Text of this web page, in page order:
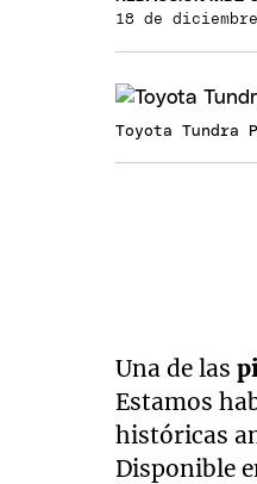
18 de
Toyota Tundra
Una de las
Estamos
históricas
Disponible